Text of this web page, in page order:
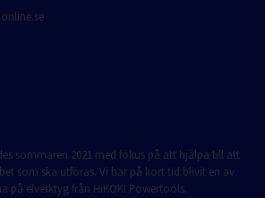
sommaren 2021 med fokus på att hjälpa till att
som ska utföras. Vi har på kort tid blivit en av
på elverktyg från HiKOKI Powertools.